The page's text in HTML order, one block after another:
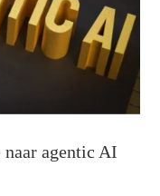
naar agentic AI